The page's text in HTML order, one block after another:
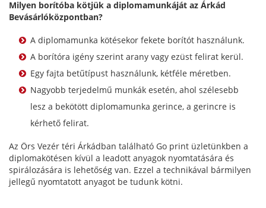
Milyen borítóba kötjük a diplomamunkáját az Árkád
Bevásárlóközpontban?
A diplomamunka kötésekor fekete borítót használunk.
A borítóra igény szerint arany vagy ezüst felirat kerül.
Egy fajta betűtípust használunk, kétféle méretben.
Nagyobb terjedelmű munkák esetén, ahol szélesebb
lesz a bekötött diplomamunka gerince, a gerincre is
kérhető felirat.
Az Örs Vezér téri Árkádban található Go print üzletünkben a
diplomakötésen kívül a leadott anyagok nyomtatására és
spirálozására is lehetőség van. Ezzel a technikával bármilyen
jellegű nyomtatott anyagot be tudunk kötni.